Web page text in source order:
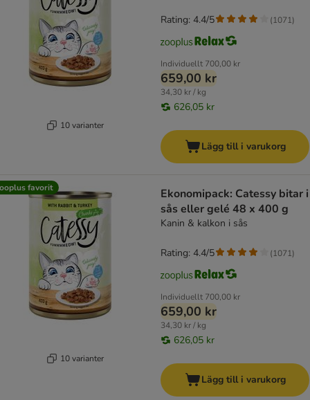
10 varianter
Individuellt 700,00 kr
659,00 kr
34,30 kr / kg
626,05 kr
Rating: 4.4/5 (1071)
Lägg till i varukorg
favorit
10 varianter
Ekonomipack: Catessy bitar i
sås eller gelé 48 x 400 g
Kanin & kalkon i sås
Individuellt 700,00 kr
659,00 kr
34,30 kr / kg
626,05 kr
Rating: 4.4/5 (1071)
Lägg till i varukorg